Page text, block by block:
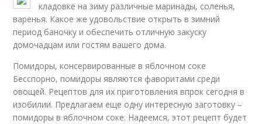
кладовке на зиму различные маринады, соленья,
варенья. Какое же удовольствие открыть в зимний
период баночку и обеспечить отличную закуску
домочадцам или гостям вашего дома.
Помидоры, консервированные в яблочном соке
Бесспорно, помидоры являются фаворитами среди
овощей. Рецептов для их приготовления впрок сегодня в
изобилии. Предлагаем еще одну интересную заготовку –
помидоры в яблочном соке. Надеемся, этот рецепт будет